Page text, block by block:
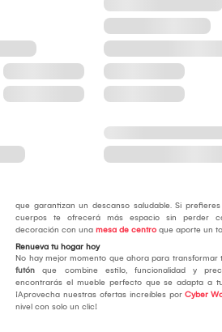
que garantizan un descanso saludable. Si
cuerpos te ofrecerá más espacio sin perder
decoración con unamesa de centro que aporte un
Renueva tu hogar hoy
No hay mejor momento que ahora para
futón que combine estilo, funcionalidad y
encontrarás el mueble perfecto que se adapta a
¡Aprovecha nuestras ofertas increíbles porCyber
nivel con solo un clic!